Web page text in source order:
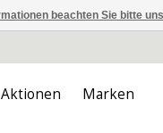
Aktionen Marken
beachten Sie bitte